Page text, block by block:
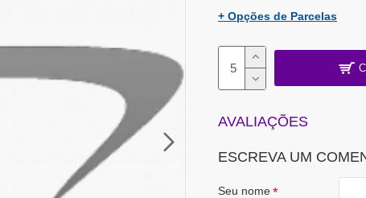
+ Opções de Parcelas
AVALIAÇÕES
ESCREVA UM
Seu nome